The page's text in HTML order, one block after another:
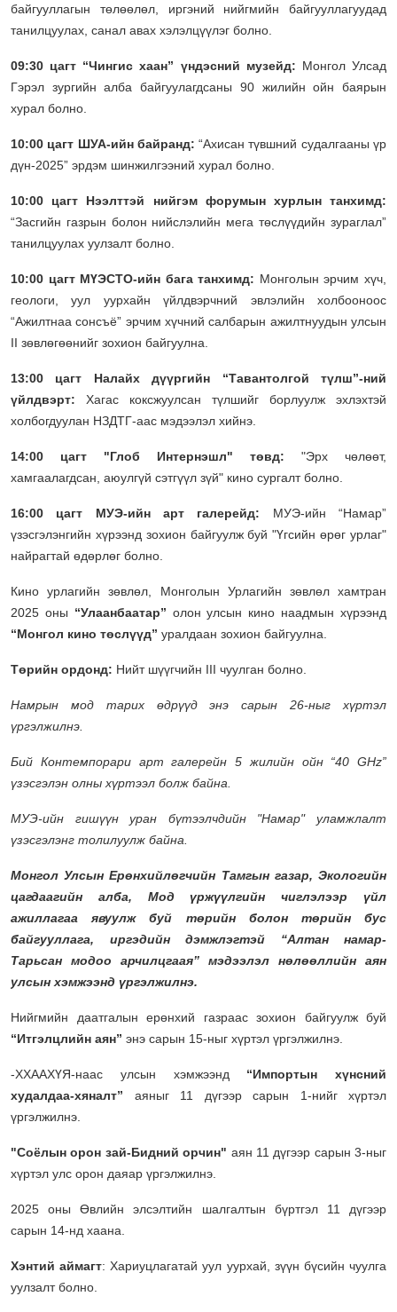
байгууллагын төлөөлөл, иргэний нийгмийн байгууллагуудад
танилцуулах, санал авах хэлэлцүүлэг болно.
09:30 цагт “Чингис хаан” үндэсний музейд: Монгол Улсад
Гэрэл зургийн алба байгуулагдсаны 90 жилийн ойн баярын
хурал болно.
10:00 цагт ШУА-ийн байранд: “Ахисан түвшний судалгааны үр
дүн-2025” эрдэм шинжилгээний хурал болно.
10:00 цагт Нээлттэй нийгэм форумын хурлын танхимд:
“Засгийн газрын болон нийслэлийн мега төслүүдийн зураглал”
танилцуулах уулзалт болно.
10:00 цагт МҮЭСТО-ийн бага танхимд: Монголын эрчим хүч,
геологи, уул уурхайн үйлдвэрчний эвлэлийн холбооноос
“Ажилтнаа сонсъё” эрчим хүчний салбарын ажилтнуудын улсын
II зөвлөгөөнийг зохион байгуулна.
13:00 цагт Налайх дүүргийн “Тавантолгой түлш”-ний
үйлдвэрт: Хагас коксжуулсан түлшийг борлуулж эхлэхтэй
холбогдуулан НЗДТГ-аас мэдээлэл хийнэ.
14:00 цагт "Глоб Интернэшл" төвд: "Эрх чөлөөт,
хамгаалагдсан, аюулгүй сэтгүүл зүй" кино сургалт болно.
16:00 цагт МУЭ-ийн арт галерейд: МУЭ-ийн “Намар”
үзэсгэлэнгийн хүрээнд зохион байгуулж буй "Үгсийн өрөг урлаг"
найрагтай өдөрлөг болно.
Кино урлагийн зөвлөл, Монголын Урлагийн зөвлөл хамтран
2025 оны “Улаанбаатар” олон улсын кино наадмын хүрээнд
“Монгол кино төслүүд” уралдаан зохион байгуулна.
Төрийн ордонд: Нийт шүүгчийн III чуулган болно.
Намрын мод тарих өдрүүд энэ сарын 26-ныг хүртэл
үргэлжилнэ.
Бий Контемпорари арт галерейн 5 жилийн ойн “40 GHz”
үзэсгэлэн олны хүртээл болж байна.
МУЭ-ийн гишүүн уран бүтээлчдийн "Намар" уламжлалт
үзэсгэлэнг толилуулж байна.
Монгол Улсын Ерөнхийлөгчийн Тамгын газар, Экологийн
цагдаагийн алба, Мод үржүүлгийн чиглэлээр үйл
ажиллагаа явуулж буй төрийн болон төрийн бус
байгууллага, иргэдийн дэмжлэгтэй “Алтан намар-
Тарьсан модоо арчилцгаая” мэдээлэл нөлөөллийн аян
улсын хэмжээнд үргэлжилнэ.
Нийгмийн даатгалын ерөнхий газраас зохион байгуулж буй
“Итгэлцлийн аян” энэ сарын 15-ныг хүртэл үргэлжилнэ.
-ХХААХҮЯ-наас улсын хэмжээнд “Импортын хүнсний
худалдаа-хяналт” аяныг 11 дүгээр сарын 1-нийг хүртэл
үргэлжилнэ.
"Соёлын орон зай-Бидний орчин" аян 11 дүгээр сарын 3-ныг
хүртэл улс орон даяар үргэлжилнэ.
2025 оны Өвлийн элсэлтийн шалгалтын бүртгэл 11 дүгээр
сарын 14-нд хаана.
Хэнтий аймагт: Хариуцлагатай уул уурхай, зүүн бүсийн чуулга
уулзалт болно.